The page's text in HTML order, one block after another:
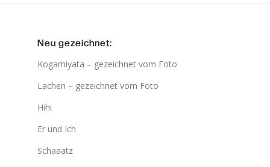
Neu gezeichnet:
Kogamiyata – gezeichnet vom Foto
Lachen – gezeichnet vom Foto
Hihi
Er und Ich
Schaaatz